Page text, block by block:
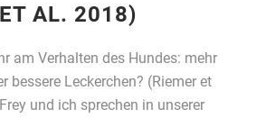
AL. 2018)
am Verhalten des Hundes: mehr
bessere Leckerchen? (Riemer et
und ich sprechen in unserer